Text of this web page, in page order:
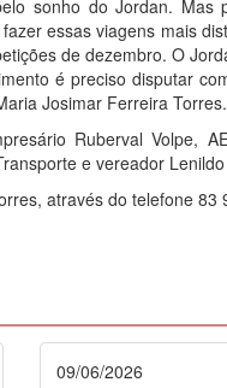
sonho do Jordan. Mas
essas viagens mais
de dezembro. O
é preciso disputar
Josimar Ferreira Torres.
Ruberval Volpe,
e vereador
através do telefone 83
09/06/2026